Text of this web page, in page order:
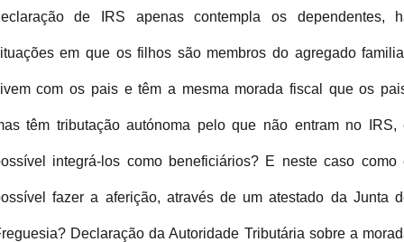
de IRS apenas contempla os dependentes,
em que os filhos são membros do agregado
com os pais e têm a mesma morada fiscal que os
têm tributação autónoma pelo que não entram no IRS,
integrá-los como beneficiários? E neste caso como
fazer a aferição, através de um atestado da Junta
Declaração da Autoridade Tributária sobre a